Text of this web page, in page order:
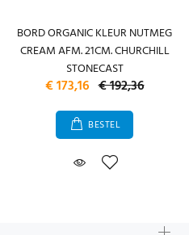
BORD ORGANIC KLEUR NUTMEG
CREAM AFM. 21CM. CHURCHILL
STONECAST
€ 173,16 € 192,36
BESTEL